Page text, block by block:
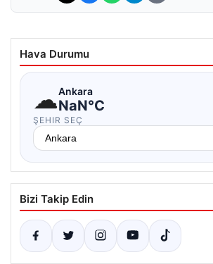
Hava Durumu
☁Ankara
NaN°C
ŞEHIR SEÇ
Bizi Takip Edin